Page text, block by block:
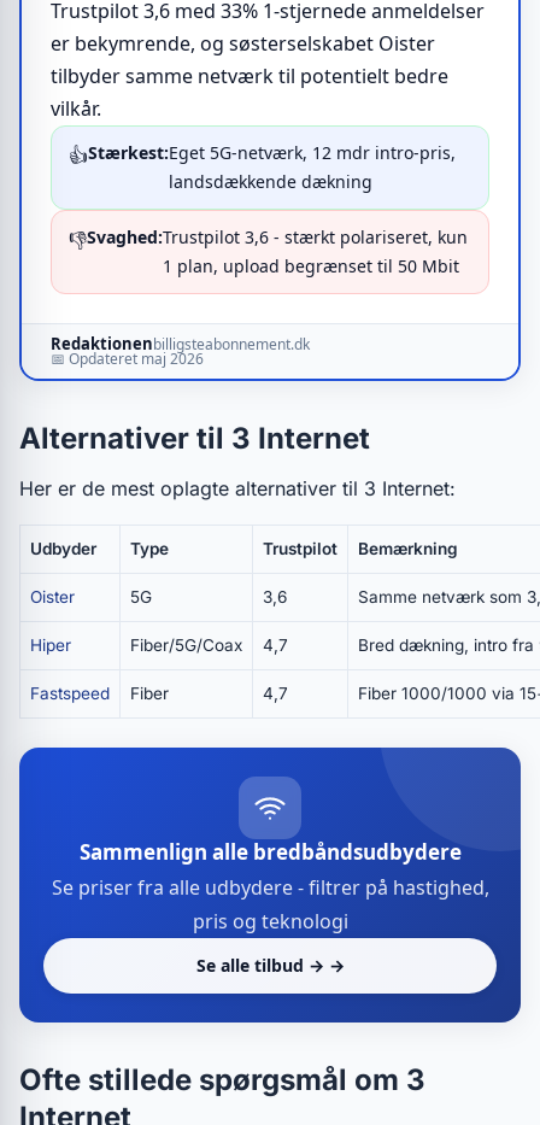
Trustpilot 3,6 med 33% 1-stjernede anmeldelser
er bekymrende, og søsterselskabet Oister
tilbyder samme netværk til potentielt bedre
vilkår.
👍Stærkest:Eget 5G-netværk, 12 mdr intro-pris,
landsdækkende dækning
👎Svaghed:Trustpilot 3,6 - stærkt polariseret, kun
1 plan, upload begrænset til 50 Mbit
Redaktionenbilligsteabonnement.dk
📅 Opdateret maj 2026
Alternativer til 3 Internet
Her er de mest oplagte alternativer til 3 Internet:
Udbyder Type Trustpilot Bemærkning
Oister 5G 3,6 Samme netværk som
Hiper Fiber/5G/Coax 4,7 Bred dækning, intro fra
Fastspeed Fiber 4,7 Fiber 1000/1000 via
Sammenlign alle bredbåndsudbydere
Se priser fra alle udbydere - filtrer på hastighed,
pris og teknologi
Se alle tilbud → →
Ofte stillede spørgsmål om 3
Internet